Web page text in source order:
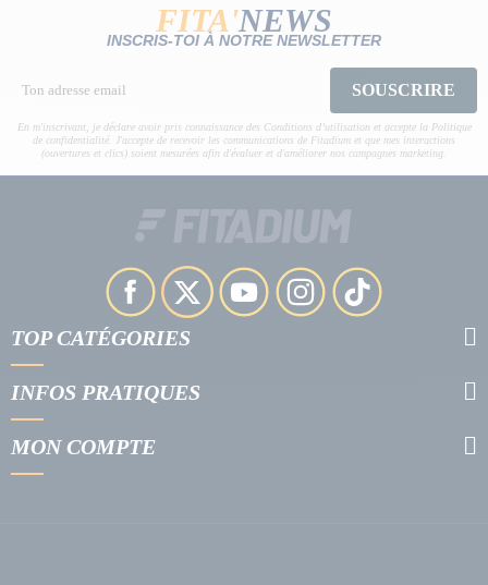
FITA'NEWS
INSCRIS-TOI À NOTRE NEWSLETTER
SOUSCRIRE
En m'inscrivant, je déclare avoir pris connaissance des Conditions d’utilisation et accepte la Politique
de confidentialité. J'accepte de recevoir les communications de Fitadium et que mes interactions
(ouvertures et clics) soient mesurées afin d'évaluer et d'améliorer nos campagnes marketing.
TOP CATÉGORIES
INFOS PRATIQUES
MON COMPTE